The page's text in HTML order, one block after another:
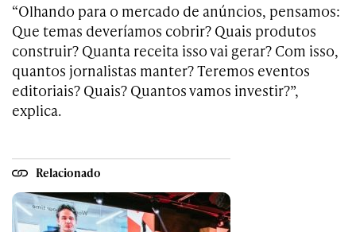
“Olhando para o mercado de anúncios, pensamos:
Que temas deveríamos cobrir? Quais produtos
construir? Quanta receita isso vai gerar? Com isso,
quantos jornalistas manter? Teremos eventos
editoriais? Quais? Quantos vamos investir?”,
explica.
Relacionado